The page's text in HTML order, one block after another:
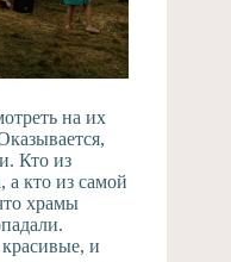
на их
Кто из
а кто из самой
храмы
и